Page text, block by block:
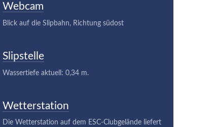
Webcam
Blick auf die Slipbahn, Richtung südost
Slipstelle
Wassertiefe aktuell: 0,34 m.
Wetterstation
Die Wetterstation auf dem ESC-Clubgelände liefert